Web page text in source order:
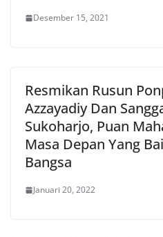
Desember 15, 2021
Resmikan Rusun
Azzayadiy Dan
Sukoharjo, Puan
Masa Depan Yang
Bangsa
Januari 20, 2022